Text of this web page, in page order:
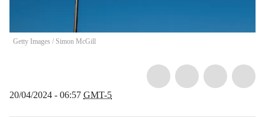
Getty Images / Simon McGill
20/04/2024 - 06:57 GMT-5